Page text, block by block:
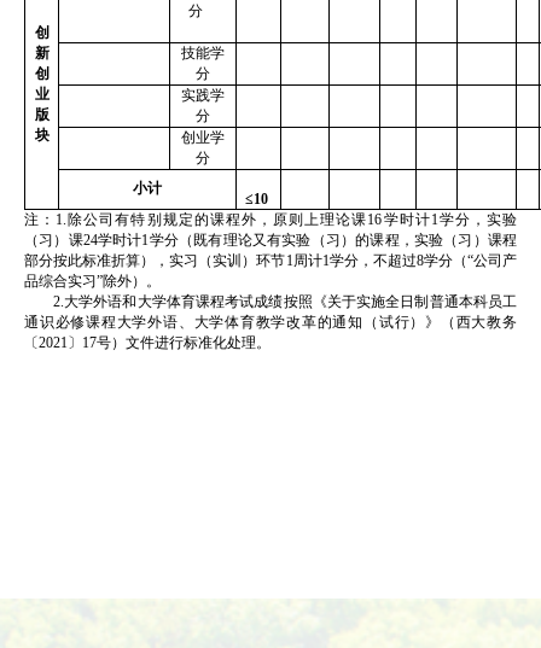
创
新
创
业
版
块
分
技能学
分
实践学
分
创业学
分
小计
≤10
注： 1. 除公司有特别规定的课程外，原则上理论课16学时计1学分，实验
（习）课24学时计1学分（既有理论又有实验（习）的课程，实验（习）课程
部分按此标准折算），实习（实训）环节1周计1学分，不超过8学分（“公司产
品综合实习 ”除外）。
2.大学外语和大学体育课程考试成绩按照《关于实施全日制普通本科员工
通识必修课程大学外语、大学体育教学改革的通知（试行）》（西大教务
〔2021〕 17号）文件进行标准化处理。